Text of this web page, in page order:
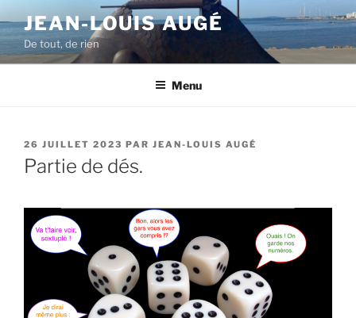
au
contenu
principal
JEAN-LOUIS AUGÉ
De tout, de rien
Menu
PUBLIÉ
LE
26 JUILLET 2023 PAR JEAN-LOUIS AUGÉ
Partie de dés.